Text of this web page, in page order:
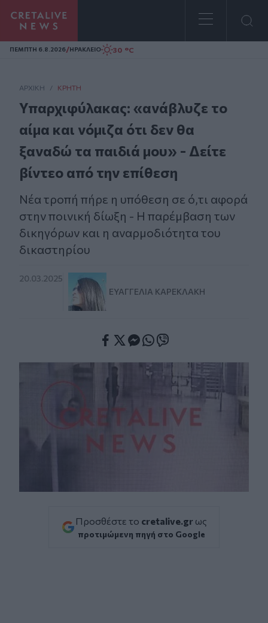
Homepage
ΠΕΜΠΤΗ 6.8.2026/ΗΡΑΚΛΕΙΟ 30 °C
ΑΡΧΙΚΗ / ΚΡΉΤΗ
Υπαρχιφύλακας: «ανάβλυζε το
αίμα και νόμιζα ότι δεν θα
ξαναδώ τα παιδιά μου» - Δείτε
βίντεο από την επίθεση
Νέα τροπή πήρε η υπόθεση σε ό,τι αφορά
στην ποινική δίωξη - Η παρέμβαση των
δικηγόρων και η αναρμοδιότητα του
δικαστηρίου
20.03.2025
ΕΥΑΓΓΕΛΊΑ ΚΑΡΕΚΛΆΚΗ
Προσθέστε το cretalive.gr ως
προτιμώμενη πηγή στο Google